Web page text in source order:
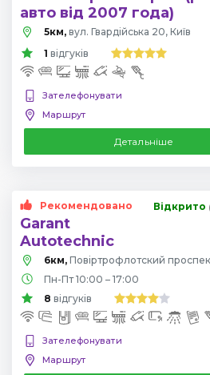
авто від 2007 года)
5км, вул. Гвардійська 20, Київ
1 відгуків
Зателефонувати
Маршрут
Детальніше
Рекомендовано
Garant
Autotechnic
Відкрито
6км,
Пн-Пт 10:00 – 17:00
8 відгуків
Зателефонувати
Маршрут